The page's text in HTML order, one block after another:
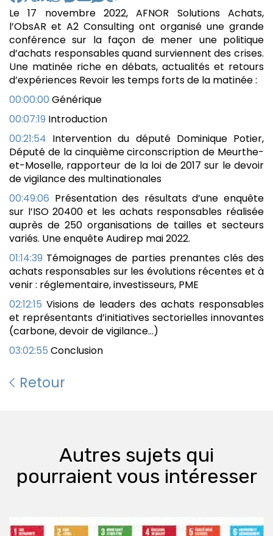
Le 17 novembre 2022, AFNOR Solutions Achats,
l’ObsAR et A2 Consulting ont organisé une grande
conférence sur la façon de mener une politique
d’achats responsables quand surviennent des crises.
Une matinée riche en débats, actualités et retours
d’expériences Revoir les temps forts de la matinée :
00:00:00 Générique
00:07:19 Introduction
00:21:54 Intervention du député Dominique Potier,
Député de la cinquième circonscription de Meurthe-
et-Moselle, rapporteur de la loi de 2017 sur le devoir
de vigilance des multinationales
00:49:06 Présentation des résultats d’une enquête
sur l’ISO 20400 et les achats responsables réalisée
auprès de 250 organisations de tailles et secteurs
variés. Une enquête Audirep mai 2022.
01:14:39 Témoignages de parties prenantes clés des
achats responsables sur les évolutions récentes et à
venir : réglementaire, investisseurs, PME
02:12:15 Visions de leaders des achats responsables
et représentants d’initiatives sectorielles innovantes
(carbone, devoir de vigilance…)
03:02:55 Conclusion
Retour
Autres sujets qui
pourraient vous intéresser